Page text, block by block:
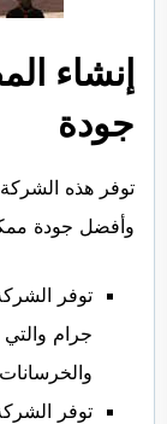
إنشاء
جودة
توفر هذه
وأفضل جودة
جرام والتي
توفر